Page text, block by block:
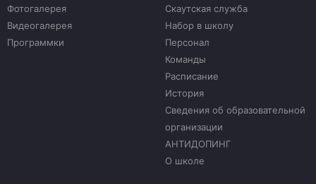
Фотогалерея
Видеогалерея
Программки
Скаутская служба
Набор в школу
Персонал
Команды
Расписание
История
Сведения об образовательной
организации
АНТИДОПИНГ
О школе